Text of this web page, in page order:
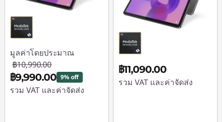
มูลค่าโดยประมาณ
฿10,990.00
฿9,990.00 9% off
รวม VAT และค่าจัดส่ง
฿11,090.00
รวม VAT และค่าจัดส่ง